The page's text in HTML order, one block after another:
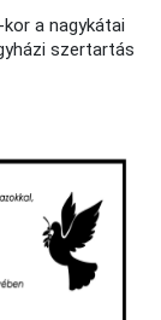
a nagykátai
szertartás